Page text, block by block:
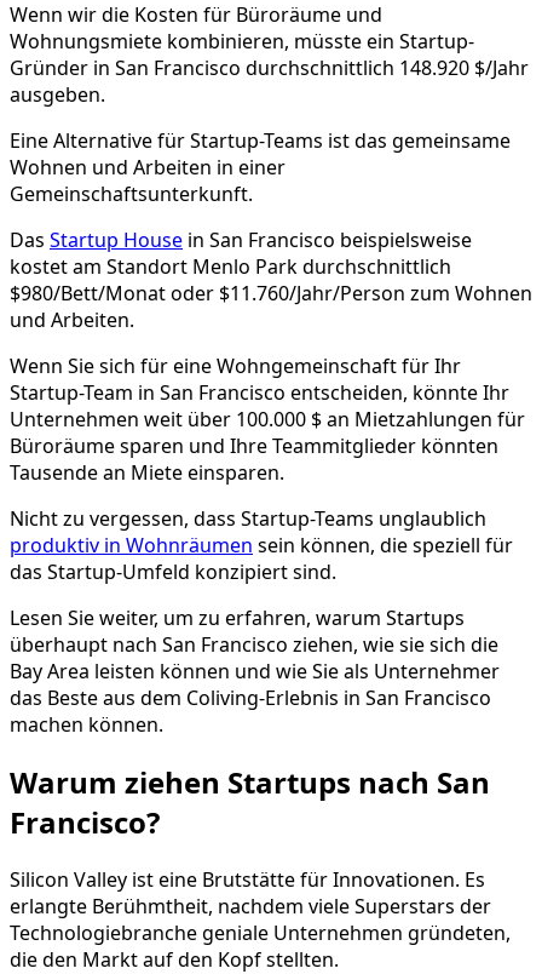
Wenn wir die Kosten für Büroräume und
Wohnungsmiete kombinieren, müsste ein Startup-
Gründer in San Francisco durchschnittlich 148.920 $/Jahr
ausgeben.
Eine Alternative für Startup-Teams ist das gemeinsame
Wohnen und Arbeiten in einer
Gemeinschaftsunterkunft.
Das Startup House in San Francisco beispielsweise
kostet am Standort Menlo Park durchschnittlich
$980/Bett/Monat oder $11.760/Jahr/Person zum Wohnen
und Arbeiten.
Wenn Sie sich für eine Wohngemeinschaft für Ihr
Startup-Team in San Francisco entscheiden, könnte Ihr
Unternehmen weit über 100.000 $ an Mietzahlungen für
Büroräume sparen und Ihre Teammitglieder könnten
Tausende an Miete einsparen.
Nicht zu vergessen, dass Startup-Teams unglaublich
produktiv in Wohnräumen sein können, die speziell für
das Startup-Umfeld konzipiert sind.
Lesen Sie weiter, um zu erfahren, warum Startups
überhaupt nach San Francisco ziehen, wie sie sich die
Bay Area leisten können und wie Sie als Unternehmer
das Beste aus dem Coliving-Erlebnis in San Francisco
machen können.
Warum ziehen Startups nach San
Francisco?
Silicon Valley ist eine Brutstätte für Innovationen. Es
erlangte Berühmtheit, nachdem viele Superstars der
Technologiebranche geniale Unternehmen gründeten,
die den Markt auf den Kopf stellten.